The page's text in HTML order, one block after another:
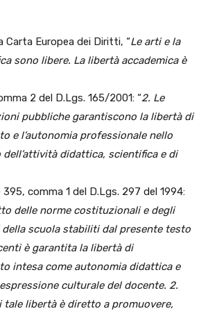
Carta Europea dei Diritti, “Le arti e la
sono libere. La libertà accademica è
2 del D.Lgs. 165/2001: “2. Le
pubbliche garantiscono la libertà di
e l’autonomia professionale nello
didattica, scientifica e di
395, comma 1 del D.Lgs. 297 del 1994:
delle norme costituzionali e degli
scuola stabiliti dal presente testo
è garantita la libertà di
intesa come autonomia didattica e
culturale del docente. 2.
tale libertà è diretto a promuovere,